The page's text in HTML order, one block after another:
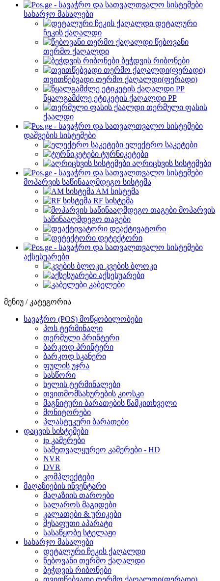
სახარჯო მასალები
დეტალური
ჩეკის ქაღალდი
წებოვანი
თერმო ქაღალდი
ბეჭდვის რიბონები
თვითწებვადი თერმო ქაღალდი(ფერადი)
წყალგამძლე ეტიკეტის ქაღალდი PP
თერმული ფასის
ქაალდი
დაშვების სისტემები
ელექტრო საკეტები
ტურნიკეტები
აღრიცხვის სისტემები
მოპარვის საწინააღმდეგო სისტემა
AM სისტემა
RF სისტემა
მოპარვის
საწინააღმდეგო თაგები
დეაქტივატორი
დეტექტორი
აქსესუარები
კვების ბლოკი
აქსესუარები
კაბელები
მენიუ / კატეგორია
სავაჭრო (POS) მოწყობილობები
პოს ტერმინალი
თერმული პრინტერი
ბარკოდ პრინტერი
ბარკოდ სკანერი
ფულის უჯრა
სასწორი
ხელის ტერმინალები
თვითმომსახურების კიოსკი
მაგნიტური ბარათების წამკითხველი
მონიტორები
პლასტუკური ბარათები
დაცვის სისტემები
ip კამერები
სამეთვალყურეო კამერები - HD
NVR
DVR
კომპლექტები
მაღაზიების ინვენტარი
მაღაზიის თაროები
სალაროს მაგიდები
კალათები & ურიკები
შესაფუთი აპარატი
სასაწყობე სტელაჟი
სახარჯო მასალები
დეტალური ჩეკის ქაღალდი
წებოვანი თერმო ქაღალდი
ბეჭდვის რიბონები
თვითწებვადი თერმო ქაღალდი(ფერადი)